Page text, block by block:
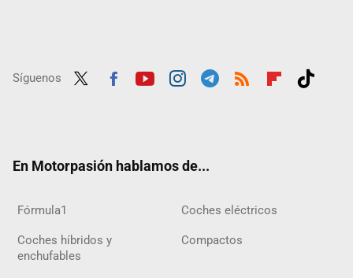
Síguenos
En Motorpasión hablamos de...
Fórmula1 Coches eléctricos
Coches híbridos y
enchufables
Compactos